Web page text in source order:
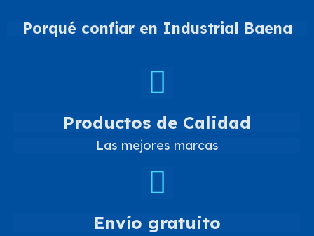
Porqué confiar en Industrial Baena
Productos de Calidad
Las mejores marcas
Envío gratuito